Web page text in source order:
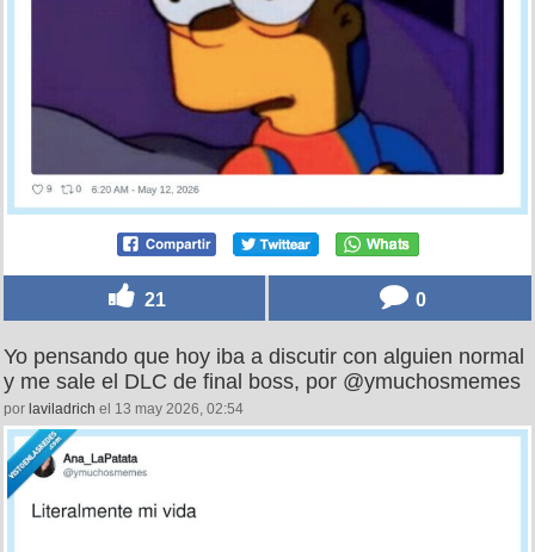
21 0
Yo pensando que hoy iba a discutir con alguien normal
y me sale el DLC de final boss, por @ymuchosmemes
por laviladrich el 13 may 2026, 02:54